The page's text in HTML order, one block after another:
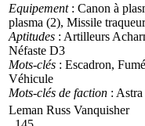
Equipement: Canon à
plasma (2), Missile
Aptitudes : Artilleurs
Néfaste D3
Mots-clés : Escadron,
Véhicule
Mots-clés de faction :
Leman Russ Vanquisher